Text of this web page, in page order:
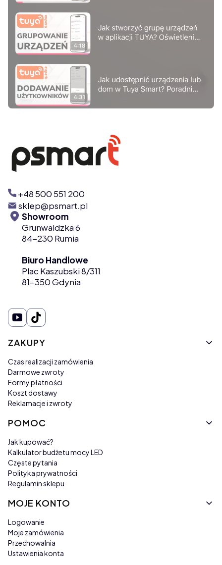
+48 500 551 200
sklep@psmart.pl
Showroom
Grunwaldzka 6
84-230 Rumia
Biuro Handlowe
Plac Kaszubski 8/311
81-350 Gdynia
Linki w stopce
ZAKUPY
Czas realizacji zamówienia
Darmowe zwroty
Formy płatności
Koszt dostawy
Reklamacje i zwroty
POMOC
Jak kupować?
Kalkulator budżetu mocy LED
Częste pytania
Polityka prywatności
Regulamin sklepu
MOJE KONTO
Logowanie
Moje zamówienia
Przechowalnia
Ustawienia konta